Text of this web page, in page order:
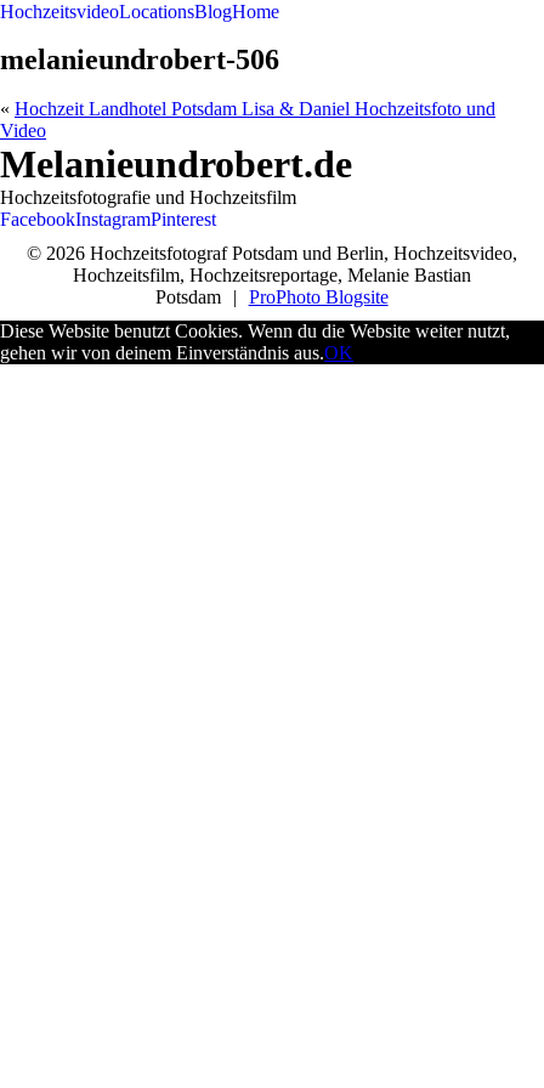
HochzeitsvideoLocationsBlogHome
melanieundrobert-506
« Hochzeit Landhotel Potsdam Lisa & Daniel Hochzeitsfoto und
Video
Melanieundrobert.de
Hochzeitsfotografie und Hochzeitsfilm
FacebookInstagramPinterest
© 2026 Hochzeitsfotograf Potsdam und Berlin, Hochzeitsvideo,
Hochzeitsfilm, Hochzeitsreportage, Melanie Bastian
Potsdam
|
ProPhoto Blogsite
Diese Website benutzt Cookies. Wenn du die Website weiter nutzt,
gehen wir von deinem Einverständnis aus.OK